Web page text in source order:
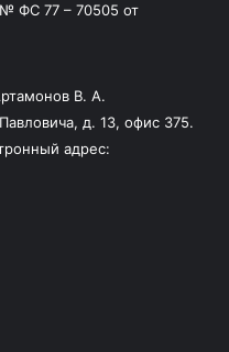
ФС 77 – 70505 от
В. А.
д. 13, офис 375.
адрес: